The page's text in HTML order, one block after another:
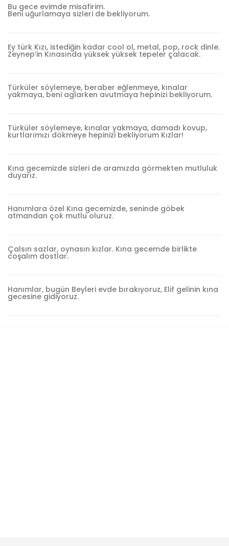
Bu gece evimde misafirim.
Beni uğurlamaya sizleri de bekliyorum.
Ey türk Kızı, istediğin kadar cool ol, metal, pop, rock dinle.
Zeynep’in Kınasında yüksek yüksek tepeler çalacak.
Türküler söylemeye, beraber eğlenmeye, kınalar
yakmaya, beni aglarken avutmaya hepinizi bekliyorum.
Türküler söylemeye, kınalar yakmaya, damadı kovup,
kurtlarımızı dökmeye hepinizi bekliyorum Kızlar!
Kına gecemizde sizleri de aramızda görmekten mutluluk
duyarız.
Hanımlara özel Kına gecemizde, seninde göbek
atmandan çok mutlu oluruz.
Çalsın sazlar, oynasın kızlar. Kına gecemde birlikte
coşalım dostlar.
Hanımlar, bugün Beyleri evde bırakıyoruz, Elif gelinin kına
gecesine gidiyoruz.